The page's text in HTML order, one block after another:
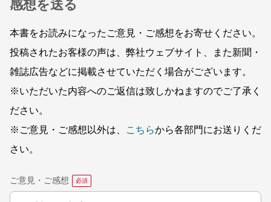
感想を送る
本書をお読みになったご意見・ご感想をお寄せください。
投稿されたお客様の声は、弊社ウェブサイト、また新聞・
雑誌広告などに掲載させていただく場合がございます。
※いただいた内容へのご返信は致しかねますのでご了承く
ださい。
※ご意見・ご感想以外は、
こちらから各部門にお送りくだ
さい。
ご意見・ご感想